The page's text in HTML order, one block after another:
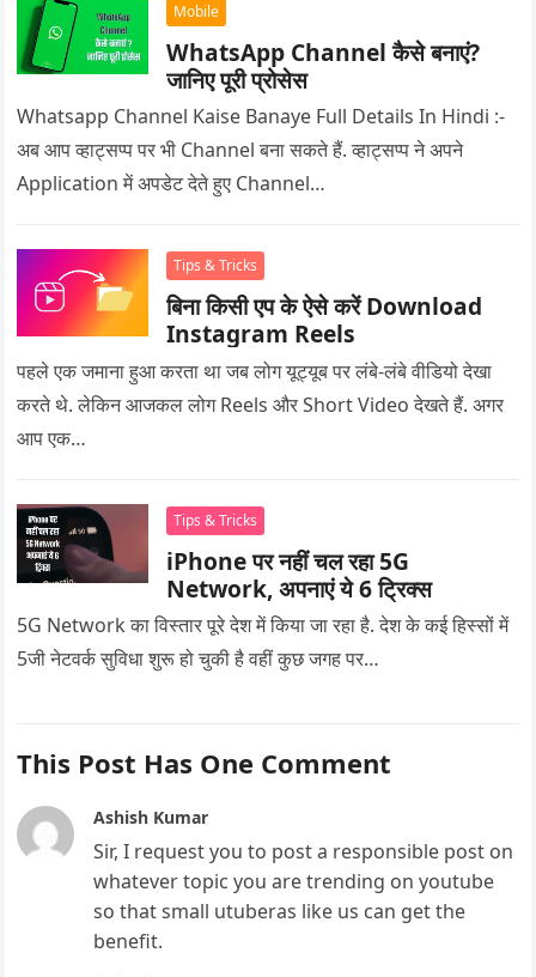
Mobile
WhatsApp Channel कैसे बनाएं?
जानिए पूरी प्रोसेस
Whatsapp Channel Kaise Banaye Full Details In Hindi :-
अब आप व्हाट्सप्प पर भी Channel बना सकते हैं. व्हाट्सप्प ने अपने
Application में अपडेट देते हुए Channel…
Tips & Tricks
बिना किसी एप के ऐसे करें Download
Instagram Reels
पहले एक जमाना हुआ करता था जब लोग यूट्यूब पर लंबे-लंबे वीडियो देखा
करते थे. लेकिन आजकल लोग Reels और Short Video देखते हैं. अगर
आप एक…
Tips & Tricks
iPhone पर नहीं चल रहा 5G
Network, अपनाएं ये 6 ट्रिक्स
5G Network का विस्तार पूरे देश में किया जा रहा है. देश के कई हिस्सों में
5जी नेटवर्क सुविधा शुरू हो चुकी है वहीं कुछ जगह पर…
This Post Has One Comment
Ashish Kumar
Sir, I request you to post a responsible post on
whatever topic you are trending on youtube
so that small utuberas like us can get the
benefit.